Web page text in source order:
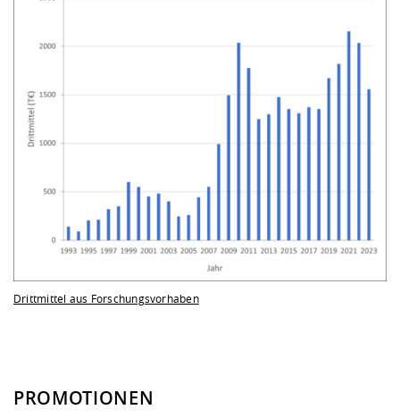
Drittmittel aus Forschungsvorhaben
PROMOTIONEN